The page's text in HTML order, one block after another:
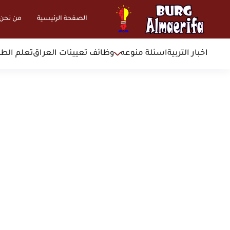
الصفحة الرئيسية من
اخبار التربيةاسئلة منوعه وظائف تعيينات العراقتعلم